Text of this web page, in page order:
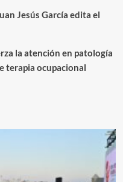
Jesús García edita el
la atención en patología
terapia ocupacional